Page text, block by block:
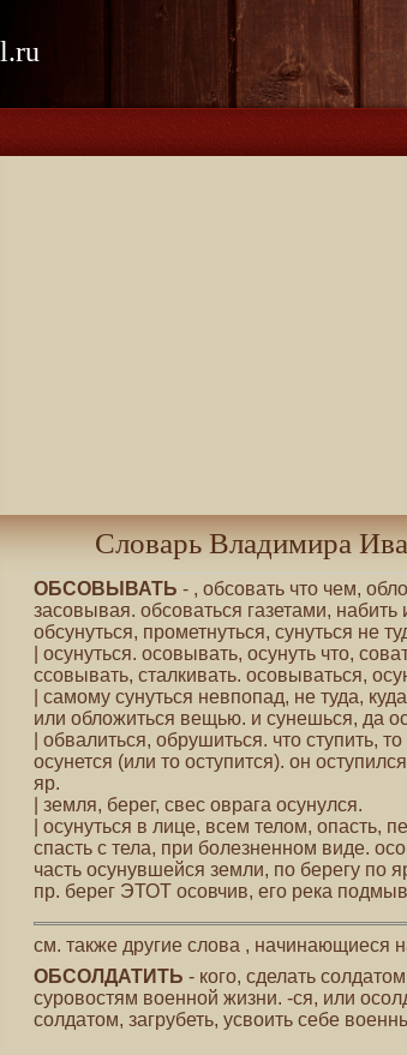
Словарь Владимира
ОБСОВЫВАТЬ - , обсовать что чем,
засовывая. обсоваться газетами,
обсунуться, прометнуться, сунуться не
| осунуться. осовывать, осунуть что,
ссовывать, сталкивать. осовываться,
| самому сунуться невпопад, не туда,
или обложиться вещью. и сунешься, да
| обвалиться, обрушиться. что ступить, то
осунется (или то оступится). он
яр.
| земля, берег, свес оврага осунулся.
| осунуться в лице, всем телом, опасть,
спасть с тела, при болезненном виде.
часть осунувшейся земли, по берегу по
пр. берег ЭТОТ осовчив, его река
см. также другие слова , начинающиеся
ОБСОЛДАТИТЬ - кого, сделать
суровостям военной жизни. -ся, или
солдатом, загрубеть, усвоить себе